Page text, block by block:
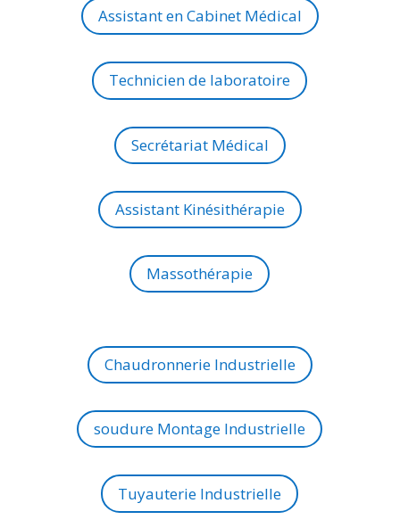
Assistant en Cabinet Médical
Technicien de laboratoire
Secrétariat Médical
Assistant Kinésithérapie
Massothérapie
Chaudronnerie Industrielle
soudure Montage Industrielle
Tuyauterie Industrielle